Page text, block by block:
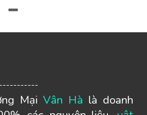
Mại Vân Hà là doanh